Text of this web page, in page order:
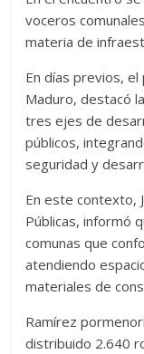
voceros
materia de
En días previos,
Maduro, destacó
tres ejes de
públicos,
seguridad y
En este contexto,
Públicas, informó
comunas que
atendiendo
materiales de
Ramírez
distribuido 2.640